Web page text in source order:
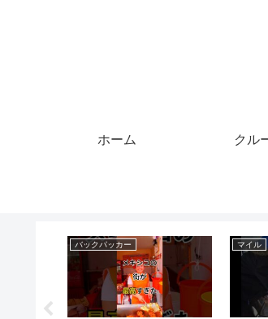
ホーム クル
クレジットカード クルーズ